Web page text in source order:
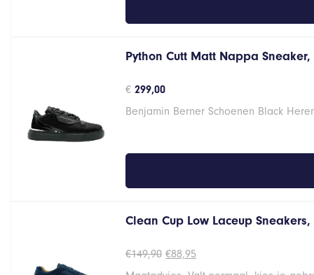
Python Cutt Matt Nappa
€ 299,00
Benjamin Berner Schoenen Black
Clean Cup Low Laceup
€149,90 Oorspronkelijke
€88,95Huidige